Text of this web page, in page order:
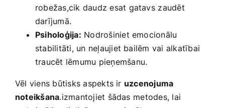
robežas,cik daudz esat gatavs ⁣zaudēt
darījumā.
Psiholoģija: Nodrošiniet‍ emocionālu
stabilitāti, un neļaujiet‌ bailēm vai alkatībai
traucēt​ lēmumu pieņemšanu.
Vēl ​viens būtisks aspekts ir uzcenojuma
‍noteikšana.izmantojiet šādas ⁢metodes, lai